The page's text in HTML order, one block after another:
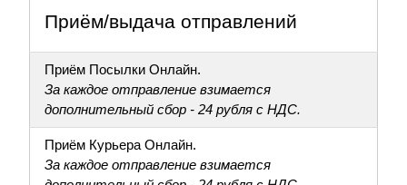
Приём/выдача отправлений
Приём Посылки Онлайн.
За каждое отправление взимается
дополнительный сбор - 24 рубля с НДС.
Приём Курьера Онлайн.
За каждое отправление взимается